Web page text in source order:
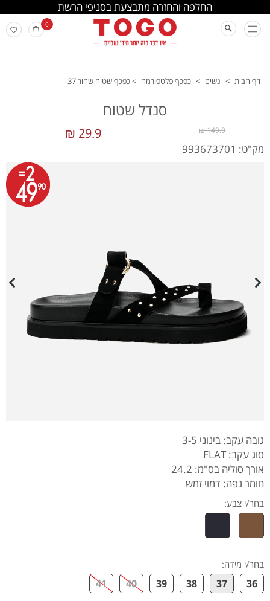
החלפה והחזרה מתבצעת בסניפי הרשת
0
דף הבית > נשים > כפכף פלטפורמה >כפכף שטוח שחור 37
סנדל שטוח
29.9 ₪ 149.9 ₪
מק"ט: 993673701
גובה עקב: בינוני 3-5
סוג עקב: FLAT
אורך סוליה בס"מ: 24.2
חומר גפה: דמוי זמש
בחר/י צבע:
בחר/י מידה:
36
37
38
39
40
41